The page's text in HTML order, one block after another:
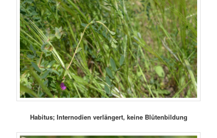
Habitus; Internodien verlängert, keine Blütenbildung